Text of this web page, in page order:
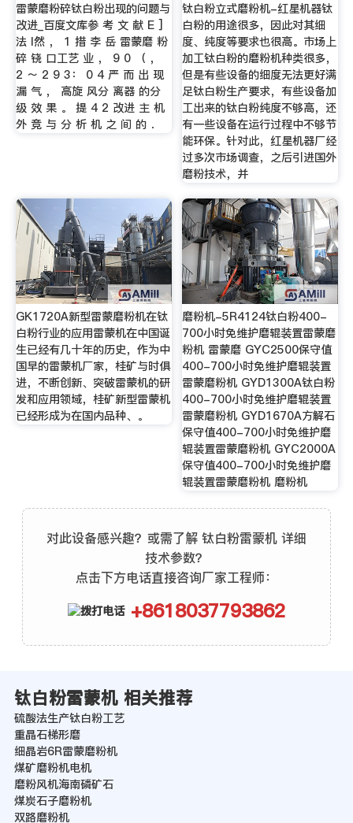
雷蒙磨粉碎钛白粉出现的问题与
改进_百度文库参 考 文 献 E ]
法 l然 ， 1 措 李 岳 雷蒙磨 粉
碎 铙 口工艺 业 ， 9 0 （ ，
2 ～ 2 9 3： 0 4 严 而 出 现
漏 气 ， 高旋 风分 离器 的分
级 效 果 。 提 4 2 改进 主 机
外 竞 与 分 析 机 之 间 的 ．
钛白粉立式磨粉机-红星机器钛
白粉的用途很多，因此对其细
度、纯度等要求也很高。市场上
加工钛白粉的磨粉机种类很多，
但是有些设备的细度无法更好满
足钛白粉生产要求，有些设备加
工出来的钛白粉纯度不够高，还
有一些设备在运行过程中不够节
能环保。针对此，红星机器厂经
过多次市场调查，之后引进国外
磨粉技术，并
GK1720A新型雷蒙磨粉机在钛
白粉行业的应用雷蒙机在中国诞
生已经有几十年的历史，作为中
国早的雷蒙机厂家，桂矿与时俱
进，不断创新、突破雷蒙机的研
发和应用领域，桂矿新型雷蒙机
已经形成为在国内品种、。
磨粉机-5R4124钛白粉400-
700小时免维护磨辊装置雷蒙磨
粉机 雷蒙磨 GYC2500保守值
400-700小时免维护磨辊装置
雷蒙磨粉机 GYD1300A钛白粉
400-700小时免维护磨辊装置
雷蒙磨粉机 GYD1670A方解石
保守值400-700小时免维护磨
辊装置雷蒙磨粉机 GYC2000A
保守值400-700小时免维护磨
辊装置雷蒙磨粉机 磨粉机
对此设备感兴趣？或需了解 钛白粉雷蒙机 详细
技术参数？
点击下方电话直接咨询厂家工程师：
+8618037793862
钛白粉雷蒙机 相关推荐
硫酸法生产钛白粉工艺
重晶石梯形磨
细晶岩6R雷蒙磨粉机
煤矿磨粉机电机
磨粉风机海南磷矿石
煤炭石子磨粉机
双路磨粉机